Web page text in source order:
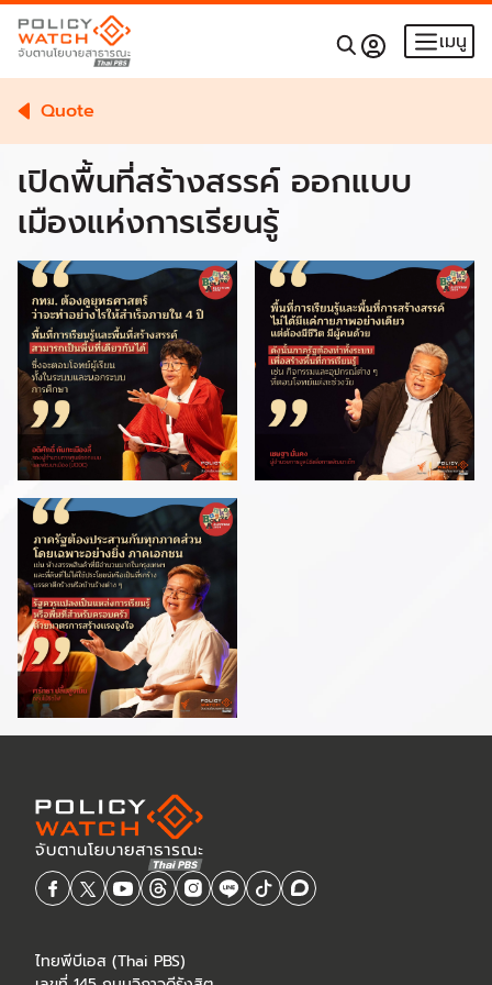
เมนู
Quote
เปิดพื้นที่สร้างสรรค์ ออกแบบ
เมืองแห่งการเรียนรู้
ไทยพีบีเอส (Thai PBS)